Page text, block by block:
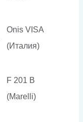
Onis VISA
(Италия)
F 201 B
(Marelli)